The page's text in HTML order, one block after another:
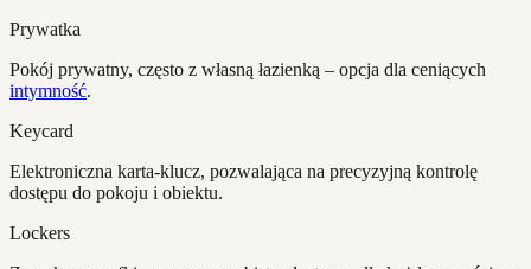
Prywatka
Pokój prywatny, często z własną łazienką – opcja dla ceniących
intymność.
Keycard
Elektroniczna karta-klucz, pozwalająca na precyzyjną kontrolę
dostępu do pokoju i obiektu.
Lockers